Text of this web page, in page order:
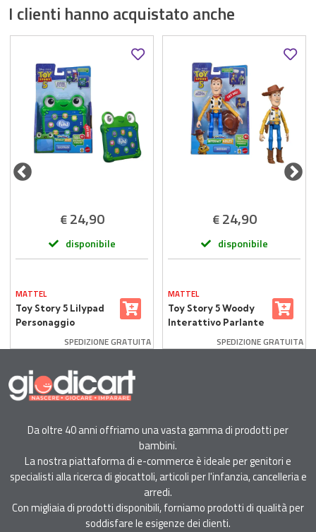
I clienti hanno acquistato anche
€ 24,90
disponibile
MATTEL
Toy Story 5 Lilypad
Personaggio
SPEDIZIONE GRATUITA
€ 24,90
disponibile
MATTEL
Toy Story 5 Woody
Interattivo Parlante
SPEDIZIONE GRATUITA
Da oltre 40 anni offriamo una vasta gamma di prodotti per
bambini.
La nostra piattaforma di e-commerce è ideale per genitori e
specialisti alla ricerca di giocattoli, articoli per l'infanzia, cancelleria e
arredi.
Con migliaia di prodotti disponibili, forniamo prodotti di qualità per
soddisfare le esigenze dei clienti.